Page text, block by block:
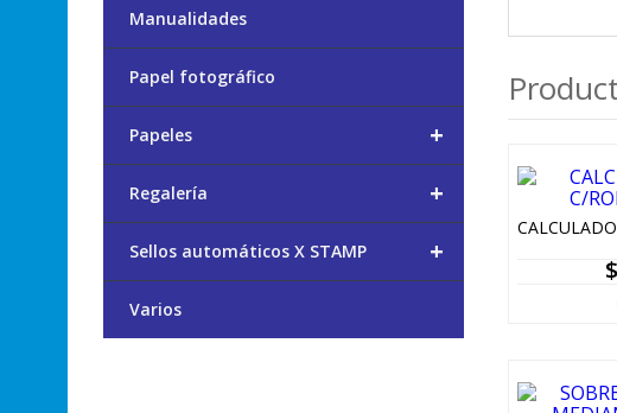
$
Manualidades
Papel fotográfico
+
Papeles
+
Regalería
+
Sellos automáticos X STAMP
Varios